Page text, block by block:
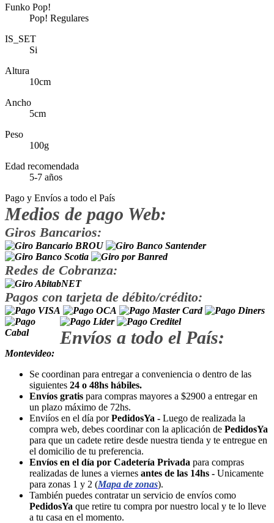
Funko Pop!
Pop! Regulares
IS_SET
Si
Altura
10cm
Ancho
5cm
Peso
100g
Edad recomendada
5-7 años
Pago y Envíos a todo el País
Medios de pago Web:
Giros Bancarios:
Redes de Cobranza:
Pagos con tarjeta de débito/crédito:
Envíos a todo el País:
Montevideo:
Se coordinan para entregar a conveniencia o dentro de las
siguientes 24 o 48hs hábiles.
Envíos gratis para compras mayores a $2900 a entregar en
un plazo máximo de 72hs.
Enviíos en el día porPedidosYa - Luego de realizada la
compra web, debes coordinar con la aplicación de PedidosYa
para que un cadete retire desde nuestra tienda y te entregue en
el domicilio de tu preferencia.
Envíos en el día por Cadetería Privada para compras
realizadas de lunes a viernes antes de las 14hs - Unicamente
para zonas 1 y 2 (Mapa de zonas).
También puedes contratar un servicio de envíos como
PedidosYa que retire tu compra por nuestro local y te lo lleve
a tu casa en el momento.